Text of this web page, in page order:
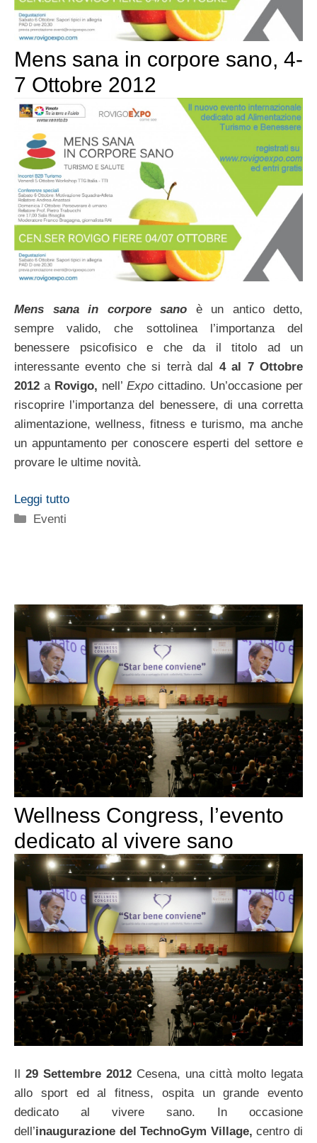
Mens sana in corpore sano, 4-
7 Ottobre 2012
Mens sana in corpore sano è un antico detto,
sempre valido, che sottolinea l’importanza del
benessere psicofisico e che da il titolo ad un
interessante evento che si terrà dal 4 al 7 Ottobre
2012 a Rovigo, nell’ Expo cittadino. Un’occasione per
riscoprire l’importanza del benessere, di una corretta
alimentazione, wellness, fitness e turismo, ma anche
un appuntamento per conoscere esperti del settore e
provare le ultime novità.
Leggi tutto
Categorie
Eventi
Wellness Congress, l’evento
dedicato al vivere sano
Il 29 Settembre 2012 Cesena, una città molto legata
allo sport ed al fitness, ospita un grande evento
dedicato al vivere sano. In occasione
dell’inaugurazione del TechnoGym Village,centro di